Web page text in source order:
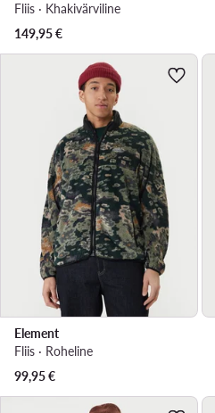
Fliis · Khakivärviline
149,95€
Element
Fliis · Roheline
99,95€